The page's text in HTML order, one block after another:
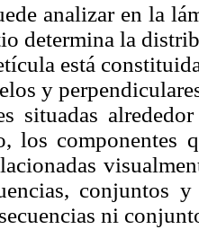
analizar en la
determina la
está
y
situadas
los componentes
conjuntos
ni